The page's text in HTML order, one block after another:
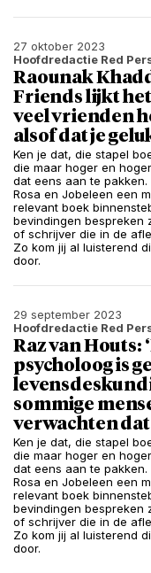
27 oktober 2023
Hoofdredactie Red
Raounak
Friends lijkt
veel vrienden
alsof dat je
Ken je dat, die stapel
die maar hoger en
dat eens aan te pakken.
Rosa en Jobeleen een
relevant boek
bevindingen bespreken
of schrijver die in de
Zo kom jij al luisterend
door.
29 september 2023
Hoofdredactie Red
Raz van Houts:
psycholoog is
sommige
verwachten dat
Ken je dat, die stapel
die maar hoger en
dat eens aan te pakken.
Rosa en Jobeleen een
relevant boek
bevindingen bespreken
of schrijver die in de
Zo kom jij al luisterend
door.